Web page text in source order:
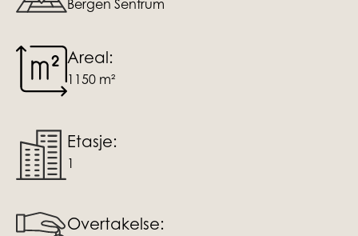
Bergen Sentrum
Areal:
1150 m²
Etasje:
1
Overtakelse: